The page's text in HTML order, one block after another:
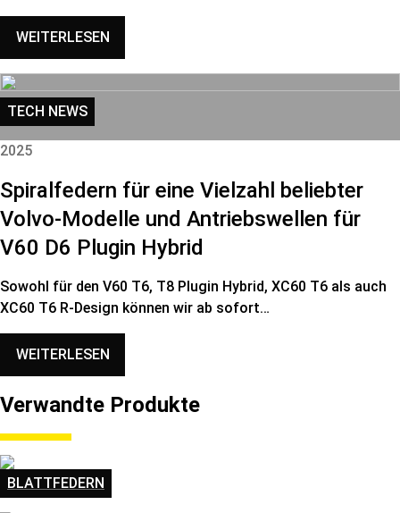
WEITERLESEN
TECH NEWS
2025
Spiralfedern für eine Vielzahl beliebter
Volvo-Modelle und Antriebswellen für
V60 D6 Plugin Hybrid
Sowohl für den V60 T6, T8 Plugin Hybrid, XC60 T6 als auch
XC60 T6 R-Design können wir ab sofort…
WEITERLESEN
Verwandte Produkte
BLATTFEDERN